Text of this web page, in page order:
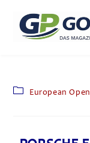
European Open